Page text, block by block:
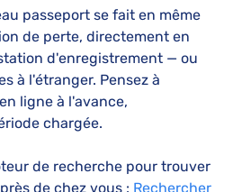
passeport se fait en même
de perte, directement en
d'enregistrement — ou
à l'étranger. Pensez à
ligne à l'avance,
chargée.
de recherche pour trouver
de chez vous : Rechercher